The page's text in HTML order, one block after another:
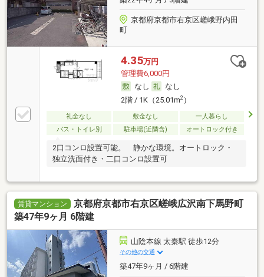
京都府京都市右京区嵯峨野内田
町
4.35万円
管理費6,000円
なし
なし
2階 / 1K（25.01m2）
礼金なし 敷金なし
一人暮らし
バス・トイレ別
駐車場(近隣含) オートロック付き
2口コンロ設置可能。 静かな環境。オートロック・
独立洗面付き・二口コンロ設置可
賃貸マンション
京都府京都市右京区嵯峨広沢南下馬野町
築47年9ヶ月 6階建
山陰本線 太秦駅 徒歩12分
その他の交通
築47年9ヶ月 / 6階建